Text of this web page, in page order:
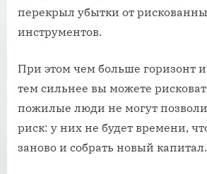
перекрыл убытки от
инструментов.
При этом чем больше горизонт
тем сильнее вы можете
пожилые люди не могут
риск: у них не будет времени,
заново и собрать новый капитал.